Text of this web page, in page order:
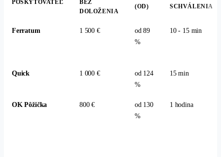
POSKYTOVATEĽ
BEZ
DOLOŽENIA
(OD)
SCHVÁLENIA
Ferratum 1 500 €
od 89
%
10 - 15 min
Quick 1 000 €
od 124
%
15 min
OK Pôžička 800 €
od 130
%
1 hodina